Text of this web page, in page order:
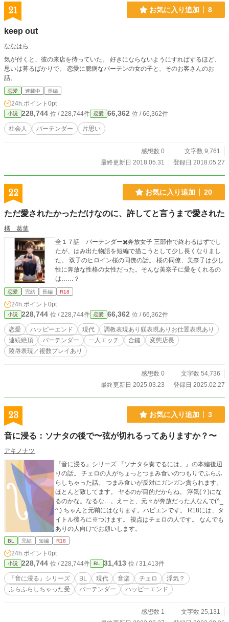
21 お気に入り追加 8
keep out
ななはら
気が付くと、彼の来店を待っていた。 好きにならないようにすればするほど、
思いは募るばかりで。 恋愛に臆病なバーテンの女の子と、そのお客さんのお
話。
恋愛 連載中 長編
24h.ポイント 0pt
小説 228,744 位 / 228,744件 恋愛 66,362 位 / 66,362件
社会人 バーテンダー 片思い
感想数 0
文字数 9,761
最終更新日 2018.05.31
登録日 2018.05.27
22 お気に入り追加 20
ただ愛されたかっただけなのに、許してと言うまで愛された
橘 葛葉
全１７話 バーテンダー✖️奔放女子 三部作で終わるはずでし
たが、はみ出た物語を短編で描こうとして少し長くなりまし
た。 双子のヒロイン桜の同僚の話。 桜の同僚、美奈子は少し
性に奔放な性格の女性だった。そんな美奈子に愛をくれるの
は……？
恋愛 完結 長編 R18
24h.ポイント 0pt
小説 228,744 位 / 228,744件 恋愛 66,362 位 / 66,362件
恋愛 ハッピーエンド 現代
調教表現あり躾表現ありお仕置表現あり
連続絶頂
バーテンダー 一人エッチ 合鍵
変態店長
陵辱表現／複数プレイあり
感想数 0
文字数 54,736
最終更新日 2025.03.23
登録日 2025.02.27
23 お気に入り追加 3
音に浸る：ソナタの後で〜弦が切れるってありますか？〜
アキノナツ
『音に浸る』シリーズ 『ソナタを奏でるには、』の本編後辺
りの話。 チェロの人がちょっとつまみ食いのつもりでふらふ
らしちゃった話。 つまみ食いが反対にガンガン貪られます。
ほとんど致してます。 ヤるのが目的だからね。 浮気(？)にな
るのかな。なるな…。えーと、元々が奔放だった人なんで(^_
^;) ちゃんと元鞘にはなります。ハピエンです。 R18には、タ
イトル後ろに※つけます。 視点はチェロの人です。 なんでも
ありの人向けでお願いします。
BL 完結 短編 R18
24h.ポイント 0pt
小説 228,744 位 / 228,744件 BL 31,413 位 / 31,413件
『音に浸る』シリーズ BL 現代 音楽 チェロ
浮気？
ふらふらしちゃった受
バーテンダー ハッピーエンド
感想数 1
文字数 25,131